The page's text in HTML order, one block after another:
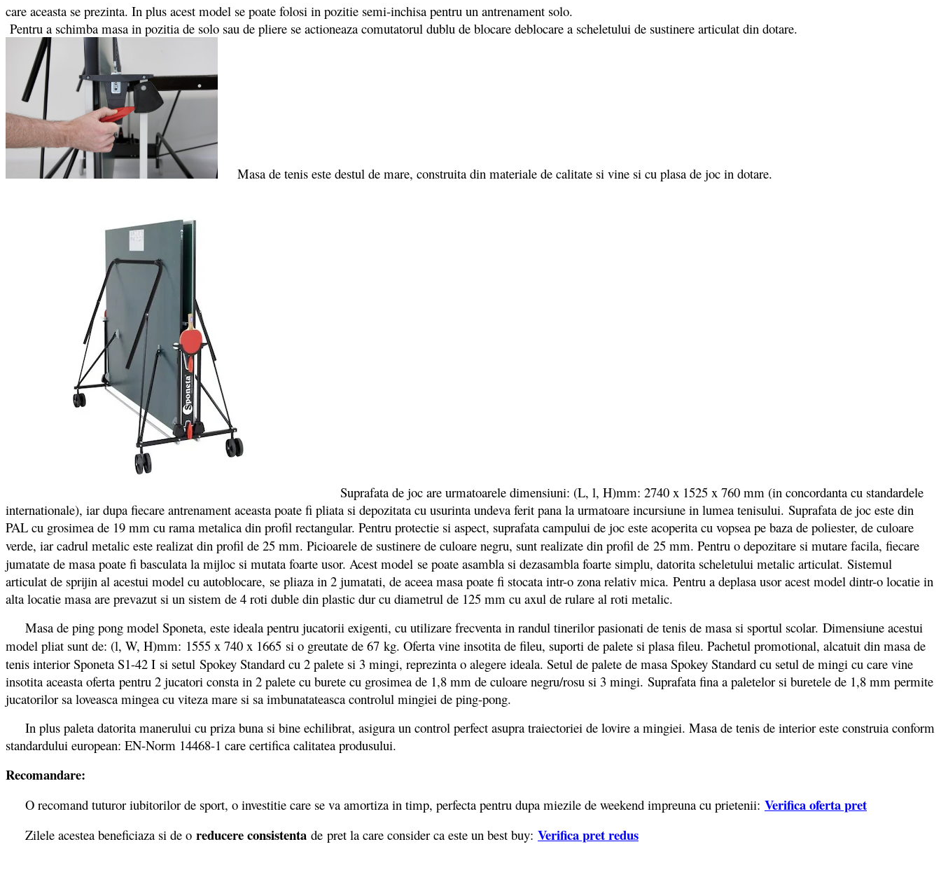
care aceasta se prezinta. In plus acest model se poate folosi in pozitie semi-inchisa pentru un antrenament solo.
Pentru a schimba masa in pozitia de solo sau de pliere se actioneaza comutatorul dublu de blocare deblocare a scheletului de sustinere articulat din dotare.
Masa de tenis este destul de mare, construita din materiale de calitate si vine si cu plasa de joc in dotare.
Suprafata de joc are urmatoarele dimensiuni: (L, l, H)mm: 2740 x 1525 x 760 mm (in concordanta cu standardele
internationale), iar dupa fiecare antrenament aceasta poate fi pliata si depozitata cu usurinta undeva ferit pana la urmatoare incursiune in lumea tenisului. Suprafata de joc este din
PAL cu grosimea de 19 mm cu rama metalica din profil rectangular. Pentru protectie si aspect, suprafata campului de joc este acoperita cu vopsea pe baza de poliester, de culoare
verde, iar cadrul metalic este realizat din profil de 25 mm. Picioarele de sustinere de culoare negru, sunt realizate din profil de 25 mm. Pentru o depozitare si mutare facila, fiecare
jumatate de masa poate fi basculata la mijloc si mutata foarte usor. Acest model se poate asambla si dezasambla foarte simplu, datorita scheletului metalic articulat. Sistemul
articulat de sprijin al acestui model cu autoblocare, se pliaza in 2 jumatati, de aceea masa poate fi stocata intr-o zona relativ mica. Pentru a deplasa usor acest model dintr-o locatie in
alta locatie masa are prevazut si un sistem de 4 roti duble din plastic dur cu diametrul de 125 mm cu axul de rulare al roti metalic.
Masa de ping pong model Sponeta, este ideala pentru jucatorii exigenti, cu utilizare frecventa in randul tinerilor pasionati de tenis de masa si sportul scolar. Dimensiune acestui
model pliat sunt de: (l, W, H)mm: 1555 x 740 x 1665 si o greutate de 67 kg. Oferta vine insotita de fileu, suporti de palete si plasa fileu. Pachetul promotional, alcatuit din masa de
tenis interior Sponeta S1-42 I si setul Spokey Standard cu 2 palete si 3 mingi, reprezinta o alegere ideala. Setul de palete de masa Spokey Standard cu setul de mingi cu care vine
insotita aceasta oferta pentru 2 jucatori consta in 2 palete cu burete cu grosimea de 1,8 mm de culoare negru/rosu si 3 mingi. Suprafata fina a paletelor si buretele de 1,8 mm permite
jucatorilor sa loveasca mingea cu viteza mare si sa imbunatateasca controlul mingiei de ping-pong.
In plus paleta datorita manerului cu priza buna si bine echilibrat, asigura un control perfect asupra traiectoriei de lovire a mingiei. Masa de tenis de interior este construia conform
standardului european: EN-Norm 14468-1 care certifica calitatea produsului.
Recomandare:
O recomand tuturor iubitorilor de sport, o investitie care se va amortiza in timp, perfecta pentru dupa miezile de weekend impreuna cu prietenii: Verifica oferta pret
Zilele acestea beneficiaza si de o reducere consistenta de pret la care consider ca este un best buy: Verifica pret redus